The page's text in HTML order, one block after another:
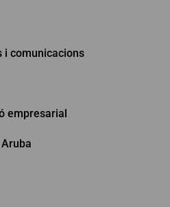
i comunicacions
empresarial